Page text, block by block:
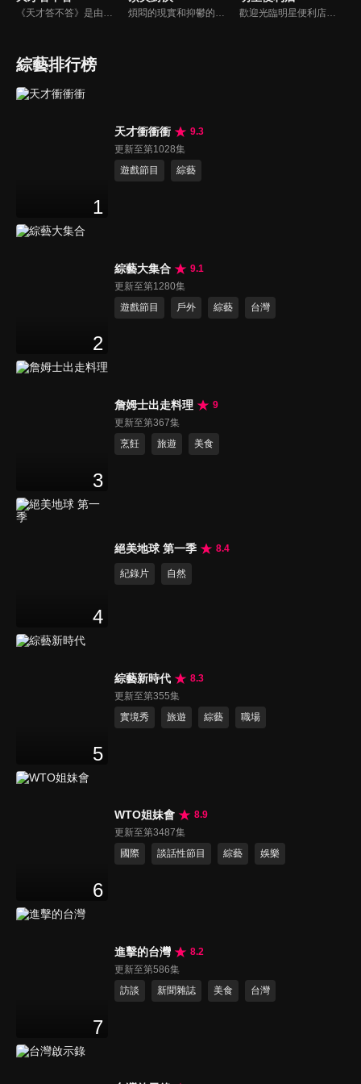
《天才答不答》是由吳宗憲和吳怡霈共同主持的益智節目。節目設立高額的獎金來考驗藝人們真實的人性，同時將題目立體化，讓你身歷其境去冒險答題。更有哪些出乎意料的處罰，讓藝人羞愧的不想再答錯！一個最接近「人性」與「真實」的益智節目，現在就讓吳宗憲帶你輕鬆玩轉知識。 煩悶的現實和抑鬱的社會，你需要的就是笑、大聲笑、開口笑，《頂尖對決》就要你笑到落ㄟ骸，最具綜藝實力的庹宗康，和喜感十足的納豆各自領軍對抗，藝人搞笑pk笑果十足，《頂尖對決》讓你忘掉一週煩惱！ 歡迎光臨明星便利店！你覺得便利店裡面有什麼？關東煮？茶葉蛋？還是讓你尖叫的大明星？一家擁有明星的便利店，到底有多稀奇，你會不會想要光臨呢？
綜藝排行榜
1
天才衝衝衝
9.3
更新至第1028集
遊戲節目
綜藝
2
綜藝大集合
9.1
更新至第1280集
遊戲節目
戶外 綜藝 台灣
3
詹姆士出走料理
9
更新至第367集
烹飪
旅遊 美食
4
絕美地球 第一季 8.4
紀錄片 自然
5
綜藝新時代
8.3
更新至第355集
實境秀
旅遊 綜藝 職場
6
WTO姐妹會
8.9
更新至第3487集
國際
談話性節目 綜藝 娛樂
7
進擊的台灣
8.2
更新至第586集
訪談
新聞雜誌 美食 台灣